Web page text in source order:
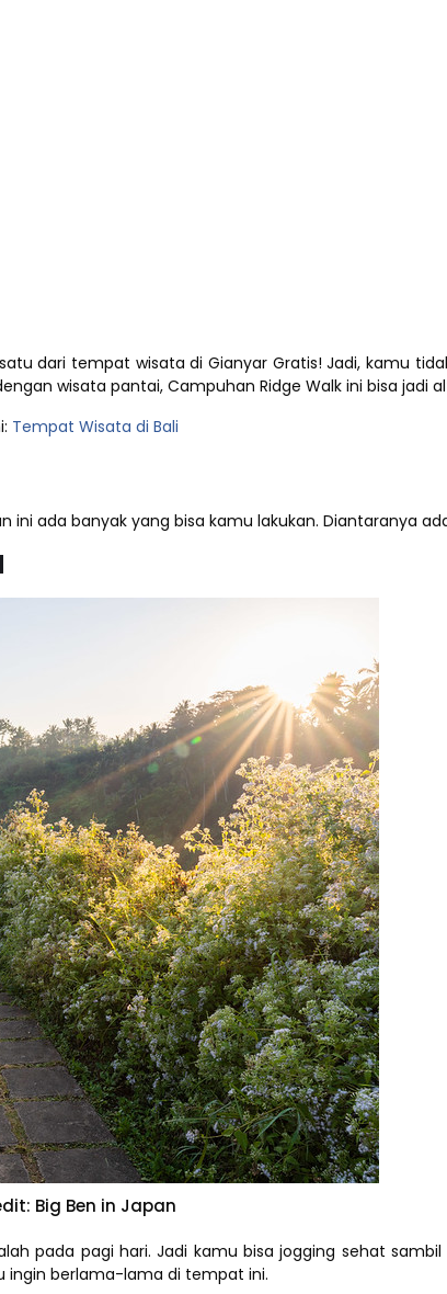
dari tempat wisata di Gianyar Gratis! Jadi, kamu
wisata pantai, Campuhan Ridge Walk ini bisa jadi
Tempat Wisata di Bali
ada banyak yang bisa kamu lakukan. Diantaranya
Big Ben in Japan
pada pagi hari. Jadi kamu bisa jogging sehat
ingin berlama-lama di tempat ini.